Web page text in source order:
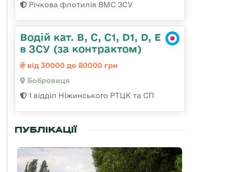
Річкова флотилія ВМС ЗСУ
Водій кат. В, С, С1, D1, D, E
в ЗСУ (за контрактом)
від 30000 до 80000 грн
Бобровиця
1 відділ Ніжинського РТЦК та СП
ПУБЛІКАЦІЇ